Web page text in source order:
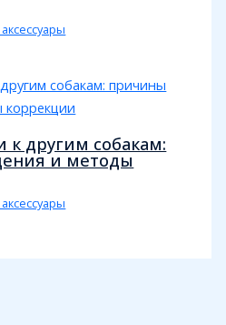
к другим собакам:
и методы